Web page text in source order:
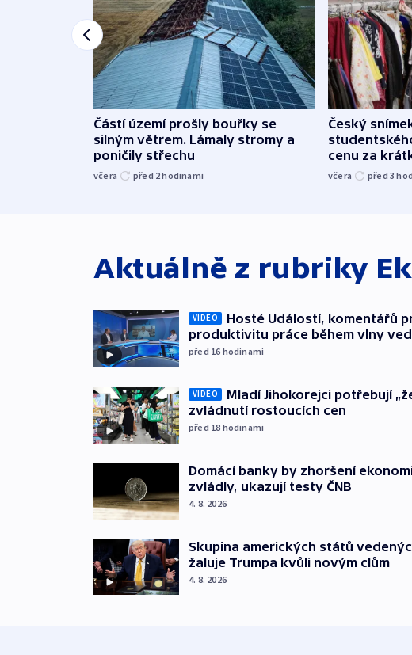
Částí území prošly bouřky se
silným větrem. Lámaly stromy a
poničily střechu
včera před 2hodinami
Český
cenu za
včera před 3
Aktuálně z rubriky
VIDEO
Hosté Událostí, komentářů
produktivitu práce během vlny
před 16 hodinami
VIDEO
Mladí Jihokorejci potřebují
zvládnutí rostoucích cen
před 18 hodinami
Domácí banky by zhoršení
zvládly, ukazují testy ČNB
4. 8. 2026
Skupina amerických států
žaluje Trumpa kvůli novým clům
4. 8. 2026